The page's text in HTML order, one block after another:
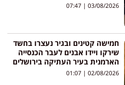
03/08/2026
חמישה קטינים ובגיר נעצרו בחשד
שירקו ויידו אבנים לעבר הכנסייה
הארמנית בעיר העתיקה בירושלים
02/08/2026